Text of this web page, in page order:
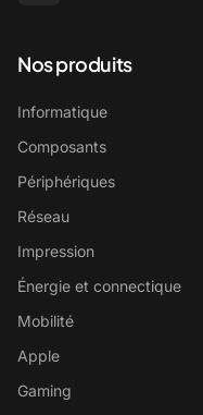
Nos produits
Informatique
Composants
Périphériques
Réseau
Impression
Énergie et connectique
Mobilité
Apple
Gaming